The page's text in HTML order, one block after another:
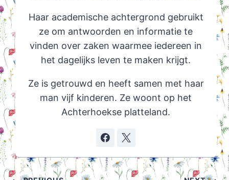
Haar academische achtergrond gebruikt
ze om antwoorden en informatie te
vinden over zaken waarmee iedereen in
het dagelijks leven te maken krijgt.
Ze is getrouwd en heeft samen met haar
man vijf kinderen. Ze woont op het
Achterhoekse platteland.